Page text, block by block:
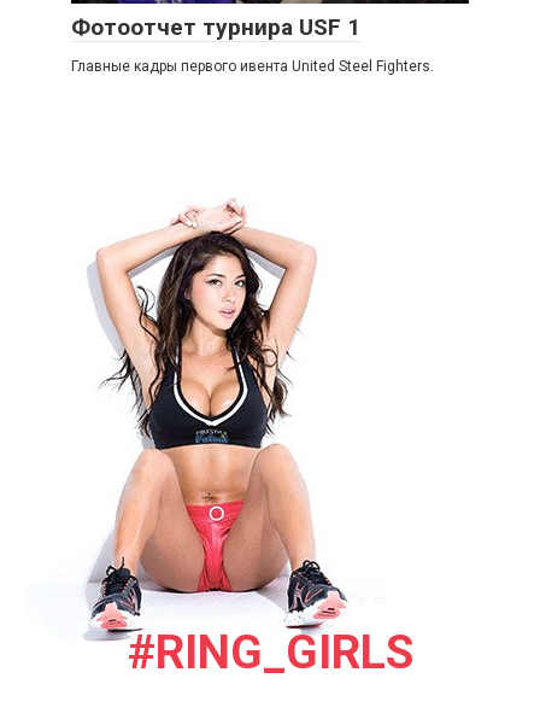
Фотоотчет турнира USF 1
Главные кадры первого ивента United Steel Fighters.
#RING_GIRLS